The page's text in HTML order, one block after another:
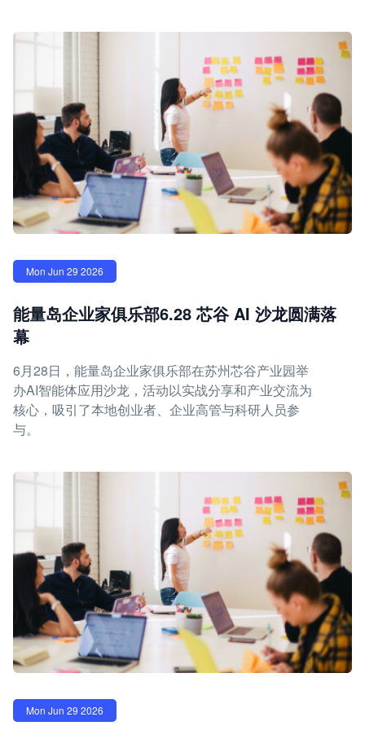
Mon Jun 29 2026
能量岛企业家俱乐部6.28 芯谷 AI 沙龙圆满落
幕
6月28日，能量岛企业家俱乐部在苏州芯谷产业园举
办AI智能体应用沙龙，活动以实战分享和产业交流为
核心，吸引了本地创业者、企业高管与科研人员参
与。
Mon Jun 29 2026